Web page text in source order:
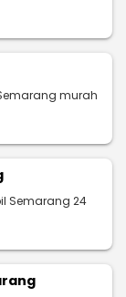
murah
Semarang 24